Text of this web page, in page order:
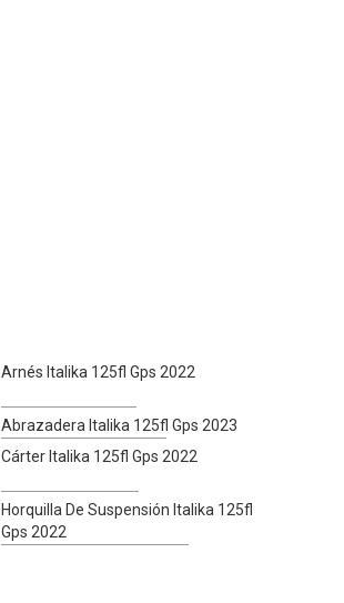
Arnés Italika 125fl Gps 2022
Abrazadera Italika 125fl Gps 2023
Cárter Italika 125fl Gps 2022
Horquilla De Suspensión Italika 125fl
Gps 2022